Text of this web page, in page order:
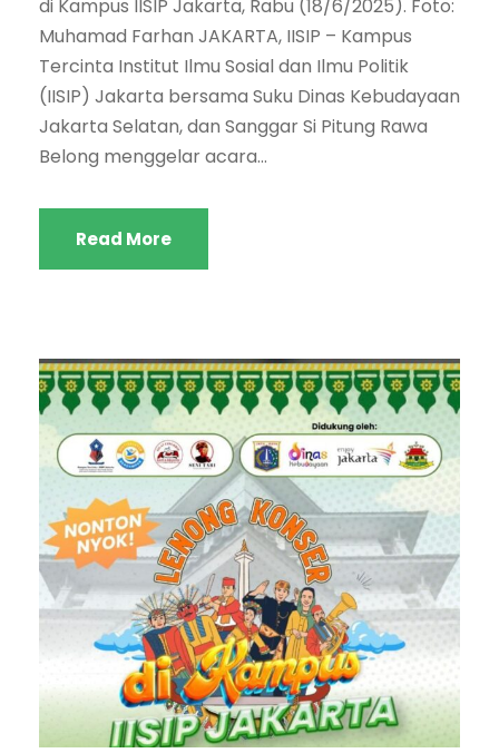
di Kampus IISIP Jakarta, Rabu (18/6/2025). Foto:
Muhamad Farhan JAKARTA, IISIP – Kampus
Tercinta Institut Ilmu Sosial dan Ilmu Politik
(IISIP) Jakarta bersama Suku Dinas Kebudayaan
Jakarta Selatan, dan Sanggar Si Pitung Rawa
Belong menggelar acara...
Read More